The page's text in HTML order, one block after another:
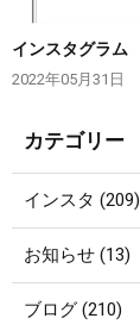
インスタグラム
2022年05月31日
カテゴリー
インスタ (209)
お知らせ (13)
ブログ (210)